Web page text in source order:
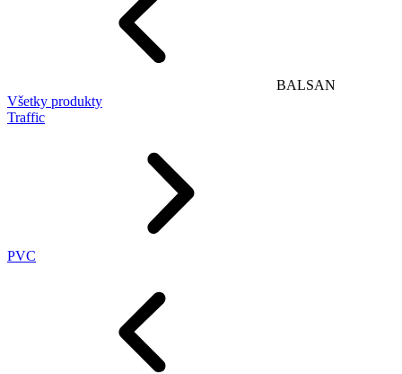
BALSAN
Všetky produkty
Traffic
PVC